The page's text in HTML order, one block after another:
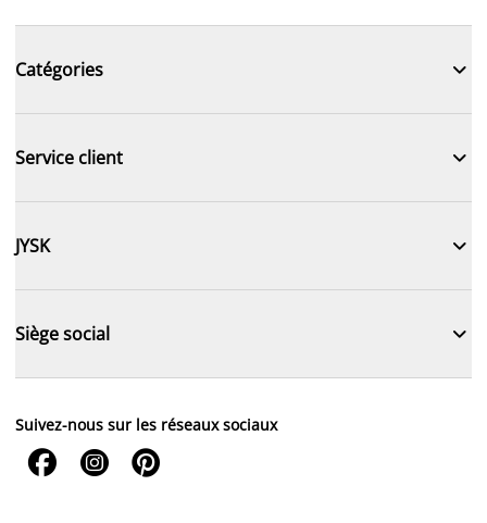
Catégories 
Service client 
JYSK 
Siège social 
Suivez-nous sur les réseaux sociaux
  